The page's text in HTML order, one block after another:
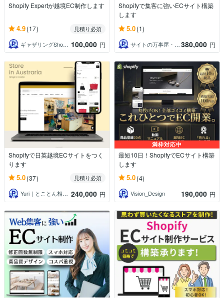
Shopify Expertが越境EC制作します
4.9(17)
見積り必須
ギャザリングShopify認定パートナー
100,000 円
Shopifyで集客に強いECサイト構築
します
5.0(1)
サイトの万事屋・Shopify専門 380,000 円
Shopifyで日英越境ECサイトをつく
ります
5.0(37)
見積り必須
Yuri｜とことん相談できるECマーケ 240,000 円
満枠対応中
最短10日！ShopifyでECサイト構築
します
5.0(4)
Vision_Design 190,000 円